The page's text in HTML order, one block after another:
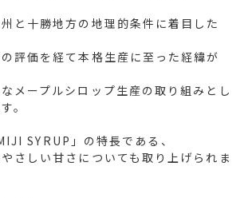
と十勝地方の地理的条件に着目した
評価を経て本格生産に至った経緯が
メープルシロップ生産の取り組みとし
。
SYRUP」の特長である、
さしい甘さについても取り上げられま